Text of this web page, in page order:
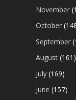
November
October
September
August(161)
July(169)
June(157)